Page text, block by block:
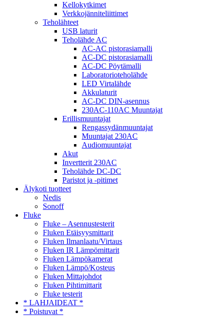
Kellokytkimet
Verkkojänniteliittimet
Teholähteet
USB laturit
Teholähde AC
AC-AC pistorasiamalli
AC-DC pistorasiamalli
AC-DC Pöytämalli
Laboratorioteholähde
LED Virtalähde
Akkulaturit
AC-DC DIN-asennus
230AC-110AC Muuntajat
Erillismuuntajat
Rengassydänmuuntajat
Muuntajat 230AC
Audiomuuntajat
Akut
Invertterit 230AC
Teholähde DC-DC
Paristot ja -pitimet
Älykoti tuotteet
Nedis
Sonoff
Fluke
Fluke – Asennustesterit
Fluken Etäisyysmittarit
Fluken Ilmanlaatu/Virtaus
Fluken IR Lämpömittarit
Fluken Lämpökamerat
Fluken Lämpö/Kosteus
Fluken Mittajohdot
Fluken Pihtimittarit
Fluke testerit
* LAHJAIDEAT *
* Poistuvat *